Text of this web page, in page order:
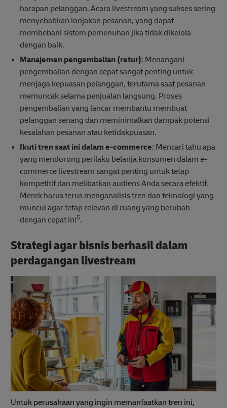
harapan pelanggan. Acara livestream yang sukses sering
menyebabkan lonjakan pesanan, yang dapat
membebani sistem pemenuhan jika tidak dikelola
dengan baik.
Manajemen pengembalian (retur): Menangani
pengembalian dengan cepat sangat penting untuk
menjaga kepuasan pelanggan, terutama saat pesanan
memuncak selama penjualan langsung. Proses
pengembalian yang lancar membantu membuat
pelanggan senang dan meminimalkan dampak potensi
kesalahan pesanan atau ketidakpuasan.
Ikuti tren saat ini dalam e-commerce: Mencari tahu apa
yang mendorong perilaku belanja konsumen dalam e-
commerce livestream sangat penting untuk tetap
kompetitif dan melibatkan audiens Anda secara efektif.
Merek harus terus menganalisis tren dan teknologi yang
muncul agar tetap relevan di ruang yang berubah
dengan cepat ini5.
Strategi agar bisnis berhasil dalam
perdagangan livestream
Untuk perusahaan yang ingin memanfaatkan tren ini,